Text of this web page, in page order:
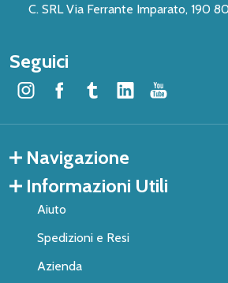
C. SRL Via Ferrante Imparato, 190
Seguici
Navigazione
Informazioni Utili
Aiuto
Spedizioni e Resi
Azienda